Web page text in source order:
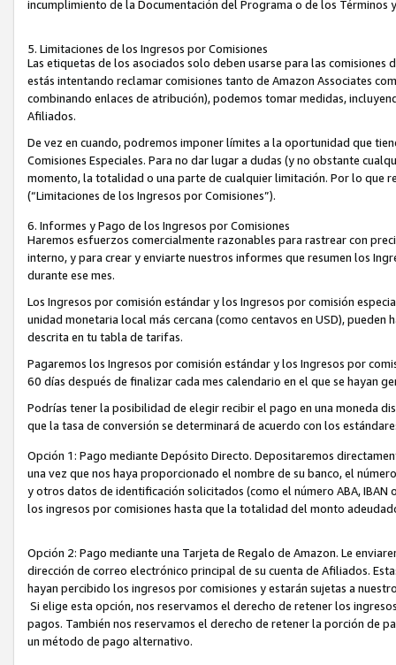
incumplimiento de la Documentación del Programa o de los Términos
5. Limitaciones de los Ingresos por Comisiones
Las etiquetas de los asociados solo deben usarse para las
estás intentando reclamar comisiones tanto de Amazon Associates
combinando enlaces de atribución), podemos tomar medidas,
Afiliados.
De vez en cuando, podremos imponer límites a la oportunidad que
Comisiones Especiales. Para no dar lugar a dudas (y no obstante
momento, la totalidad o una parte de cualquier limitación. Por lo que
(“Limitaciones de los Ingresos por Comisiones”).
6. Informes y Pago de los Ingresos por Comisiones
Haremos esfuerzos comercialmente razonables para rastrear con
interno, y para crear y enviarte nuestros informes que resumen los
durante ese mes.
Los Ingresos por comisión estándar y los Ingresos por comisión
unidad monetaria local más cercana (como centavos en USD),
descrita en tu tabla de tarifas.
Pagaremos los Ingresos por comisión estándar y los Ingresos por
60 días después de finalizar cada mes calendario en el que se hayan
Podrías tener la posibilidad de elegir recibir el pago en una moneda
que la tasa de conversión se determinará de acuerdo con los
Opción 1: Pago mediante Depósito Directo. Depositaremos
una vez que nos haya proporcionado el nombre de su banco, el
y otros datos de identificación solicitados (como el número ABA,
los ingresos por comisiones hasta que la totalidad del monto
Opción 2: Pago mediante una Tarjeta de Regalo de Amazon. Le
dirección de correo electrónico principal de su cuenta de Afiliados.
hayan percibido los ingresos por comisiones y estarán sujetas a
Si elige esta opción, nos reservamos el derecho de retener los
pagos. También nos reservamos el derecho de retener la porción de
un método de pago alternativo.